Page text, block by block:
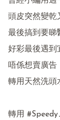
頭皮突然變乾
最後搞到要睇
好彩最後遇到
唔係想賣廣告
轉用天然洗頭
轉用